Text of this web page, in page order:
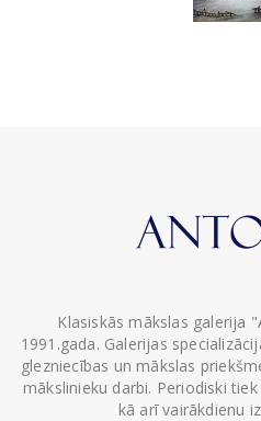
Klasiskās mākslas galerija
1991.gada. Galerijas
glezniecības un mākslas
mākslinieku darbi. Periodiski
kā arī vairākdienu